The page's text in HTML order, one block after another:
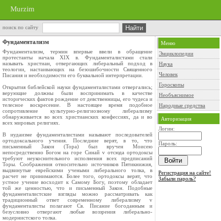
Murzim
поиск по сайту
Фундаментализм
Фундаментализм, термин впервые ввели в обращение
протестанты начала XIX в. Фундаменталистами стали
называть христиан, отвергающих либеральный подход в
теологии, настаивающих на безошибочности Священного
Писания и необходимости его буквальной интерпретации.
Открытия библейской науки фундаменталистами отвергались;
верующие должны были воспринимать в качестве
исторических фактов рождение от девственницы, его чудеса и
телесное воскресение. В настоящее время подобное
сопротивление культурно-религиозному либерализму
обнаруживается во всех христианских конфессиях, да и во
всех мировых религиях.
В иудаизме фундаменталистами называют последователей
ортодоксального учения. Последние верят, в то, что
письменный Закон (Тора) был вручен Моисею
непосредственно Богом на горе Синай v отсюда ортодоксы
требуют неукоснительного исполнения всех предписаний
Торы. Соображения относительно источников Пятикнижия,
выдвинутые еврейскими учеными либерального толка, в
расчет не принимаются. Более того, ортодоксы верят, что
устное учение восходит к Самому Богу, поэтому обладает
той же ценностью, что и письменный Закон. Подобные
фундаменталистские взгляды можно рассматривать как
традиционный ответ современному либерализму v
фундаменталисты полагают Св. Писание богоданным и
безусловно отвергают любые воззрения либерально-
модернистского толка.
Меню
Энциклопедии
Наука
Человек
Гороскопы
Необъяснимое
Народные средства
Авторизация
Логин:
Пароль:
Регистрация на сайте!
Забыли пароль?